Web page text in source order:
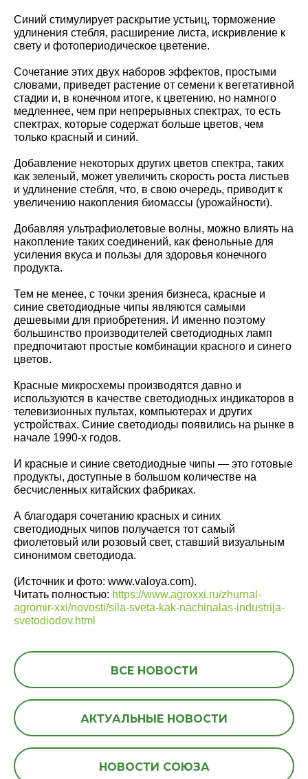
Синий стимулирует раскрытие устьиц, торможение
удлинения стебля, расширение листа, искривление к
свету и фотопериодическое цветение.
Сочетание этих двух наборов эффектов, простыми
словами, приведет растение от семени к вегетативной
стадии и, в конечном итоге, к цветению, но намного
медленнее, чем при непрерывных спектрах, то есть
спектрах, которые содержат больше цветов, чем
только красный и синий.
Добавление некоторых других цветов спектра, таких
как зеленый, может увеличить скорость роста листьев
и удлинение стебля, что, в свою очередь, приводит к
увеличению накопления биомассы (урожайности).
Добавляя ультрафиолетовые волны, можно влиять на
накопление таких соединений, как фенольные для
усиления вкуса и пользы для здоровья конечного
продукта.
Тем не менее, с точки зрения бизнеса, красные и
синие светодиодные чипы являются самыми
дешевыми для приобретения. И именно поэтому
большинство производителей светодиодных ламп
предпочитают простые комбинации красного и синего
цветов.
Красные микросхемы производятся давно и
используются в качестве светодиодных индикаторов в
телевизионных пультах, компьютерах и других
устройствах. Синие светодиоды появились на рынке в
начале 1990-х годов.
И красные и синие светодиодные чипы — это готовые
продукты, доступные в большом количестве на
бесчисленных китайских фабриках.
А благодаря сочетанию красных и синих
светодиодных чипов получается тот самый
фиолетовый или розовый свет, ставший визуальным
синонимом светодиода.
(Источник и фото: www.valoya.com).
Читать полностью: https://www.agroxxi.ru/zhurnal-
agromir-xxi/novosti/sila-sveta-kak-nachinalas-industrija-
svetodiodov.html
ВСЕ НОВОСТИ
АКТУАЛЬНЫЕ НОВОСТИ
НОВОСТИ СОЮЗА